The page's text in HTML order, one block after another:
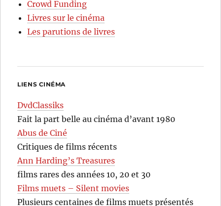
Crowd Funding
Livres sur le cinéma
Les parutions de livres
LIENS CINÉMA
DvdClassiks
Fait la part belle au cinéma d’avant 1980
Abus de Ciné
Critiques de films récents
Ann Harding’s Treasures
films rares des années 10, 20 et 30
Films muets – Silent movies
Plusieurs centaines de films muets présentés